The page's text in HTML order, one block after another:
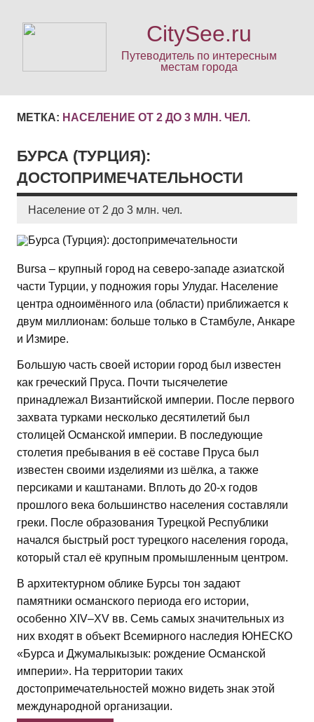
CitySee.ru
Путеводитель по интересным
местам города
МЕТКА: НАСЕЛЕНИЕ ОТ 2 ДО 3 МЛН. ЧЕЛ.
БУРСА (ТУРЦИЯ):
ДОСТОПРИМЕЧАТЕЛЬНОСТИ
Население от 2 до 3 млн. чел.
Bursa – крупный город на северо-западе азиатской
части Турции, у подножия горы Улудаг. Население
центра одноимённого ила (области) приближается к
двум миллионам: больше только в Стамбуле, Анкаре
и Измире.
Большую часть своей истории город был известен
как греческий Пруса. Почти тысячелетие
принадлежал Византийской империи. После первого
захвата турками несколько десятилетий был
столицей Османской империи. В последующие
столетия пребывания в её составе Пруса был
известен своими изделиями из шёлка, а также
персиками и каштанами. Вплоть до 20-х годов
прошлого века большинство населения составляли
греки. После образования Турецкой Республики
начался быстрый рост турецкого населения города,
который стал её крупным промышленным центром.
В архитектурном облике Бурсы тон задают
памятники османского периода его истории,
особенно XIV–XV вв. Семь самых значительных из
них входят в объект Всемирного наследия ЮНЕСКО
«Бурса и Джумалыкызык: рождение Османской
империи». На территории таких
достопримечательностей можно видеть знак этой
международной организации.